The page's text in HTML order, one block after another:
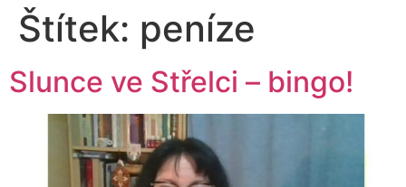
Štítek: peníze
Slunce ve Střelci – bingo!